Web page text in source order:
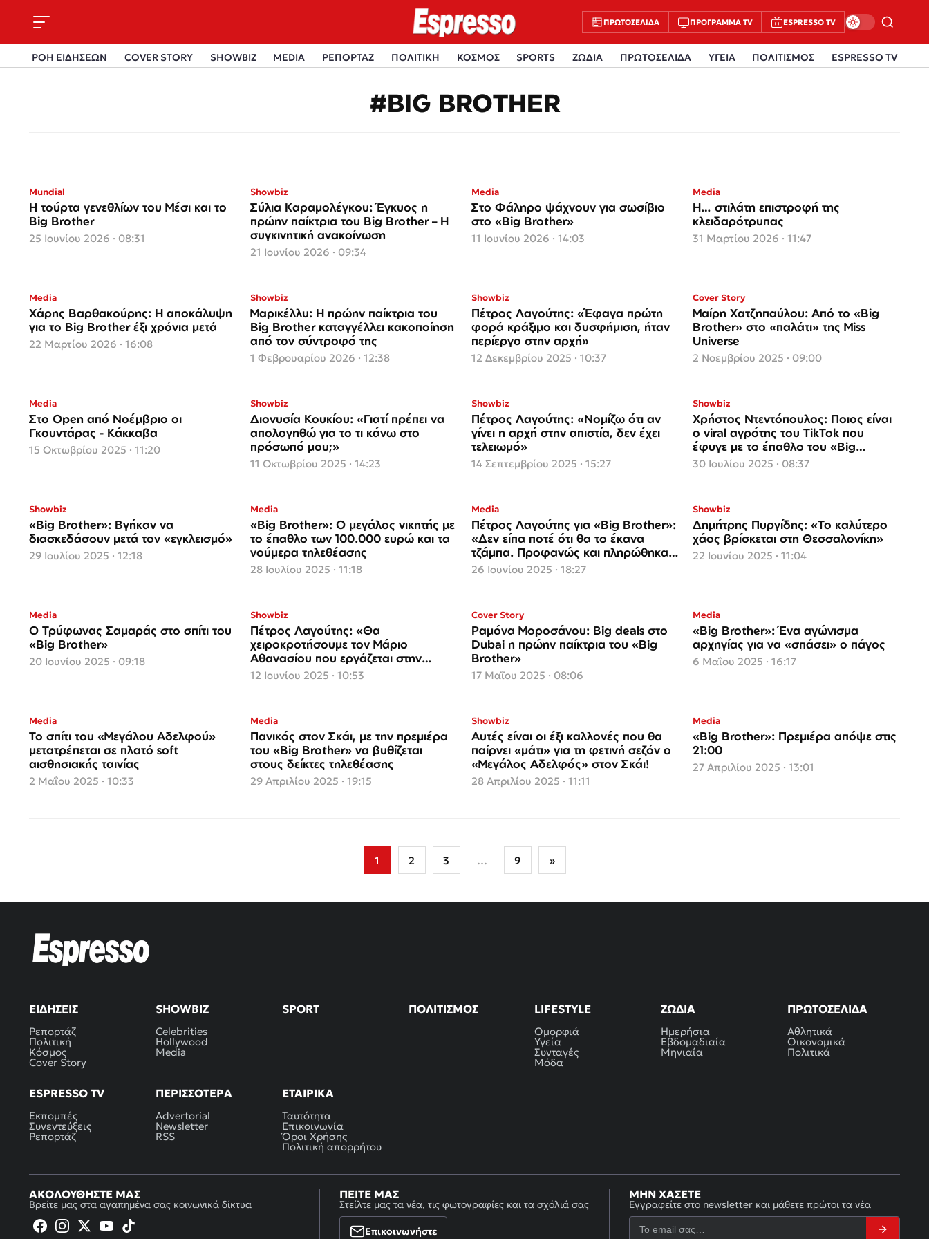
ΠΡΩΤΟΣΈΛΙΔΑ ΠΡΌΓΡΑΜΜΑ TV ESPRESSO TV
ΡΟΗ ΕΙΔΗΣΕΩΝ COVER STORY SHOWBIZ MEDIA ΡΕΠΟΡΤΑΖ ΠΟΛΙΤΙΚΗ ΚΟΣΜΟΣ SPORTS ΖΩΔΙΑ ΠΡΩΤΟΣΕΛΙΔΑ ΥΓΕΙΑ ΠΟΛΙΤΙΣΜΟΣ ESPRESSO TV
#BIG BROTHER
Mundial
Η τούρτα γενεθλίων του Μέσι και το
Big Brother
25 Ιουνίου 2026 · 08:31
Showbiz
Σύλια Καραμολέγκου: Έγκυος η
πρώην παίκτρια του Big Brother – Η
συγκινητική ανακοίνωση
21 Ιουνίου 2026 · 09:34
Media
Στο Φάληρο ψάχνουν για σωσίβιο
στο «Big Brother»
11 Ιουνίου 2026 · 14:03
Media
Η… στιλάτη επιστροφή της
κλειδαρότρυπας
31 Μαρτίου 2026 · 11:47
Media
Χάρης Βαρθακούρης: Η αποκάλυψη
για το Big Brother έξι χρόνια μετά
22 Μαρτίου 2026 · 16:08
Showbiz
Μαρικέλλυ: Η πρώην παίκτρια του
Big Brother καταγγέλλει κακοποίηση
από τον σύντροφό της
1 Φεβρουαρίου 2026 · 12:38
Showbiz
Πέτρος Λαγούτης: «Έφαγα πρώτη
φορά κράξιμο και δυσφήμιση, ήταν
περίεργο στην αρχή»
12 Δεκεμβρίου 2025 · 10:37
Cover Story
Μαίρη Χατζηπαύλου: Από το «Big
Brother» στο «παλάτι» της Miss
Universe
2 Νοεμβρίου 2025 · 09:00
Media
Στο Open από Νοέμβριο οι
Γκουντάρας - Κάκκαβα
15 Οκτωβρίου 2025 · 11:20
Showbiz
Διονυσία Κουκίου: «Γιατί πρέπει να
απολογηθώ για το τι κάνω στο
πρόσωπό μου;»
11 Οκτωβρίου 2025 · 14:23
Showbiz
Πέτρος Λαγούτης: «Νομίζω ότι αν
γίνει η αρχή στην απιστία, δεν έχει
τελειωμό»
14 Σεπτεμβρίου 2025 · 15:27
Showbiz
Χρήστος Ντεντόπουλος: Ποιος είναι
ο viral αγρότης του TikTok που
έφυγε με το έπαθλο του «Big
Brother»
30 Ιουλίου 2025 · 08:37
Showbiz
«Big Brother»: Βγήκαν να
διασκεδάσουν μετά τον «εγκλεισμό»
29 Ιουλίου 2025 · 12:18
Media
«Big Brother»: Ο μεγάλος νικητής με
το έπαθλο των 100.000 ευρώ και τα
νούμερα τηλεθέασης
28 Ιουλίου 2025 · 11:18
Media
Πέτρος Λαγούτης για «Big Brother»:
«Δεν είπα ποτέ ότι θα το έκανα
τζάμπα. Προφανώς και πληρώθηκα
καλά»
26 Ιουνίου 2025 · 18:27
Showbiz
Δημήτρης Πυργίδης: «Το καλύτερο
χάος βρίσκεται στη Θεσσαλονίκη»
22 Ιουνίου 2025 · 11:04
Media
Ο Τρύφωνας Σαμαράς στο σπίτι του
«Big Brother»
20 Ιουνίου 2025 · 09:18
Showbiz
Πέτρος Λαγούτης: «Θα
χειροκροτήσουμε τον Μάριο
Αθανασίου που εργάζεται στην
οικοδομή»
12 Ιουνίου 2025 · 10:53
Cover Story
Ραμόνα Μοροσάνου: Big deals στο
Dubai η πρώην παίκτρια του «Βig
Brother»
17 Μαΐου 2025 · 08:06
Media
«Big Brother»: Ένα αγώνισμα
αρχηγίας για να «σπάσει» ο πάγος
6 Μαΐου 2025 · 16:17
Media
Το σπίτι του «Μεγάλου Αδελφού»
μετατρέπεται σε πλατό soft
αισθησιακής ταινίας
2 Μαΐου 2025 · 10:33
Media
Πανικός στον Σκάι, με την πρεμιέρα
του «Big Brother» να βυθίζεται
στους δείκτες τηλεθέασης
29 Απριλίου 2025 · 19:15
Showbiz
Αυτές είναι οι έξι καλλονές που θα
παίρνει «μάτι» για τη φετινή σεζόν ο
«Μεγάλος Αδελφός» στον Σκάι!
28 Απριλίου 2025 · 11:11
Media
«Big Brother»: Πρεμιέρα απόψε στις
21:00
27 Απριλίου 2025 · 13:01
1 2 3 … 9 »
ΕΙΔΉΣΕΙΣ
Ρεπορτάζ
Πολιτική
Κόσμος
Cover Story
SHOWBIZ
Celebrities
Hollywood
Media
SPORT ΠΟΛΙΤΙΣΜΌΣ LIFESTYLE
Ομορφιά
Υγεία
Συνταγές
Μόδα
ΖΏΔΙΑ
Ημερήσια
Εβδομαδιαία
Μηνιαία
ΠΡΩΤΟΣΈΛΙΔΑ
Αθλητικά
Οικονομικά
Πολιτικά
ESPRESSO TV
Εκπομπές
Συνεντεύξεις
Ρεπορτάζ
ΠΕΡΙΣΣΌΤΕΡΑ
Advertorial
Newsletter
RSS
ΕΤΑΙΡΙΚΆ
Ταυτότητα
Επικοινωνία
Όροι Χρήσης
Πολιτική απορρήτου
ΑΚΟΛΟΥΘΉΣΤΕ ΜΑΣ
Βρείτε μας στα αγαπημένα σας κοινωνικά δίκτυα
ΠΕΊΤΕ ΜΑΣ
Στείλτε μας τα νέα, τις φωτογραφίες και τα σχόλιά σας
Επικοινωνήστε
ΜΗΝ ΧΆΣΕΤΕ
Εγγραφείτε στο newsletter και μάθετε πρώτοι τα νέα